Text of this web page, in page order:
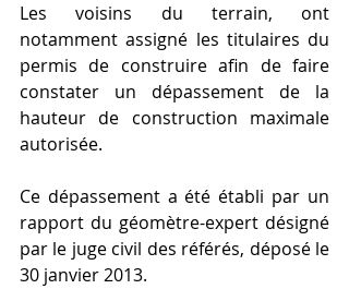
Les voisins du terrain, ont
notamment assigné les titulaires du
permis de construire afin de faire
constater un dépassement de la
hauteur de construction maximale
autorisée.
Ce dépassement a été établi par un
rapport du géomètre-expert désigné
par le juge civil des référés, déposé le
30 janvier 2013.